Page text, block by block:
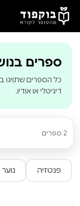
דלג לתוכן הראשי
ספרים
כל הספרים שתויגו
דיגיטלי או אודיו.
2 ספרים
פנטזיה נוער